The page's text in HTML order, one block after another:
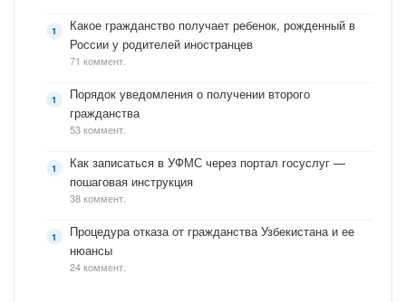
Какое гражданство получает ребенок, рожденный в
России у родителей иностранцев
71 коммент.
Порядок уведомления о получении второго
гражданства
53 коммент.
Как записаться в УФМС через портал госуслуг —
пошаговая инструкция
38 коммент.
Процедура отказа от гражданства Узбекистана и ее
нюансы
24 коммент.